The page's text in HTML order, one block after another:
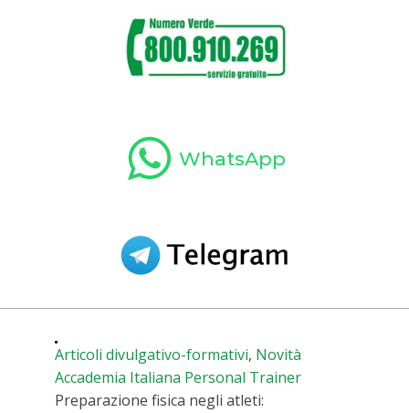
WhatsApp
Articoli divulgativo-formativi, Novità
Accademia Italiana Personal Trainer
Preparazione fisica negli atleti: